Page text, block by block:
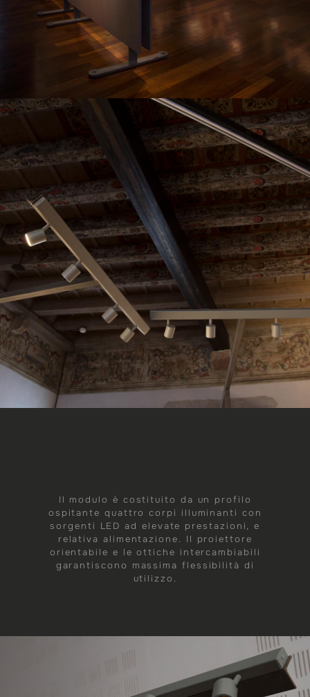
Il modulo è costituito da un profilo
ospitante quattro corpi illuminanti con
sorgenti LED ad elevate prestazioni, e
relativa alimentazione. Il proiettore
orientabile e le ottiche intercambiabili
garantiscono massima flessibilità di
utilizzo.